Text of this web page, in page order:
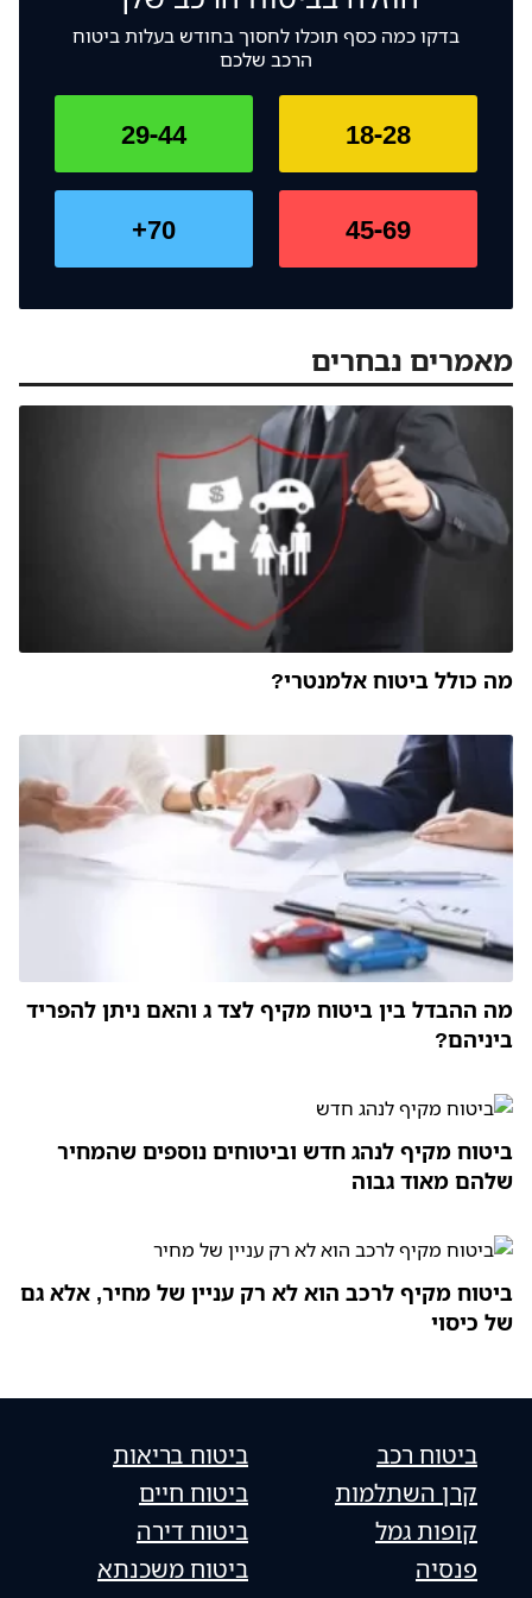
או מפגע שישחית אותו, ואז מערכת האיתור לא תעזור
בכלום. ביטוח מקיף לאופנוע לעומת זאת, משפה ומפצה
בדקו כמה כסף תוכלו לחסוך בחודש בעלות ביטוח
הרכב שלכם
18-28
29-44
45-69
70+
מאמרים נבחרים
מה כולל ביטוח אלמנטרי?
מה ההבדל בין ביטוח מקיף לצד ג והאם ניתן להפריד
ביניהם?
ביטוח מקיף לנהג חדש וביטוחים נוספים שהמחיר
שלהם מאוד גבוה
ביטוח מקיף לרכב הוא לא רק עניין של מחיר, אלא גם
של כיסוי
ביטוח רכב
קרן השתלמות
קופות גמל
פנסיה
ביטוח בריאות
ביטוח חיים
ביטוח דירה
ביטוח משכנתא